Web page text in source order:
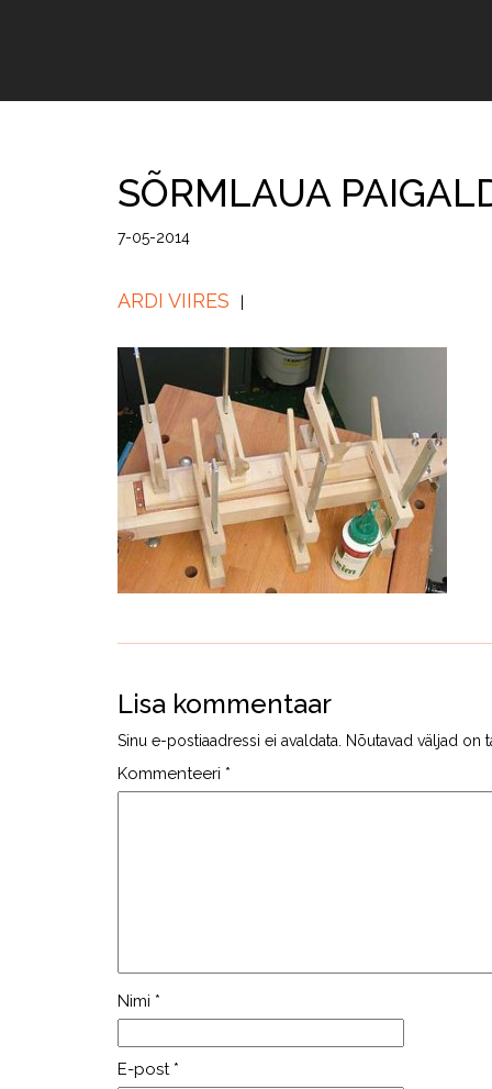
SÕRMLAUA
7-05-2014
ARDI VIIRES
Lisa kommentaar
Sinu e-postiaadressi ei avaldata. Nõutavad väljad on
Kommenteeri *
Nimi *
E-post *